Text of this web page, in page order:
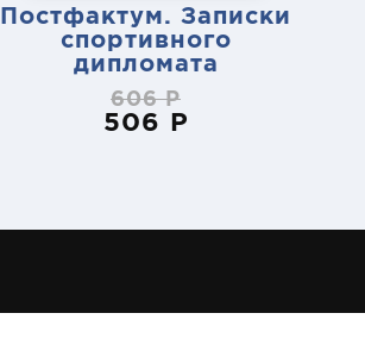
Постфактум. Записки
спортивного
дипломата
606 Р
506 Р